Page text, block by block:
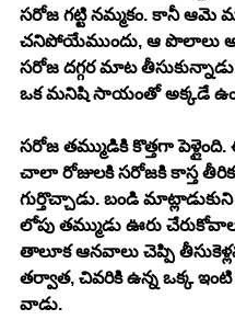
సరోజ గట్టి నమ్మకం. కానీ ఆమె
చనిపోయేముందు, ఆ పొలాలు
సరోజ దగ్గర మాట
ఒక మనిషి సాయంతో అక్కడే
సరోజ తమ్ముడికి కొత్తగా
చాలా రోజులకి సరోజకి కాస్త
గుర్తొచ్చాడు. బండి
లోపు తమ్ముడు ఊరు
తాలూక ఆనవాలు చెప్పి
తర్వాత, చివరికి ఉన్న ఒక్క
వాడు.